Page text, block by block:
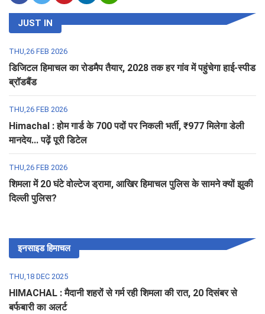
JUST IN
THU,26 FEB 2026
डिजिटल हिमाचल का रोडमैप तैयार, 2028 तक हर गांव में पहुंचेगा हाई-स्पीड
ब्रॉडबैंड
THU,26 FEB 2026
Himachal : होम गार्ड के 700 पदों पर निकली भर्ती, ₹977 मिलेगा डेली
मानदेय... पढ़ें पूरी डिटेल
THU,26 FEB 2026
शिमला में 20 घंटे वोल्टेज ड्रामा, आखिर हिमाचल पुलिस के सामने क्यों झुकी
दिल्ली पुलिस?
इनसाइड हिमाचल
THU,18 DEC 2025
HIMACHAL : मैदानी शहरों से गर्म रही शिमला की रात, 20 दिसंबर से
बर्फबारी का अलर्ट